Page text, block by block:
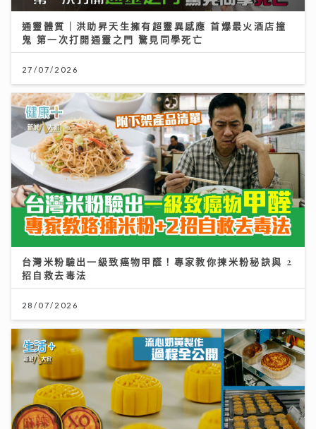
通靈體質｜洪助昇天生擁有超靈異感應 首爆最火酒店撞
鬼 第一次打開通靈之門 驚見同學死亡
27/07/2026
台灣米粉驗出一級致癌物甲醛！專家教你揀米粉秘訣與 2
招自救去毒法
28/07/2026